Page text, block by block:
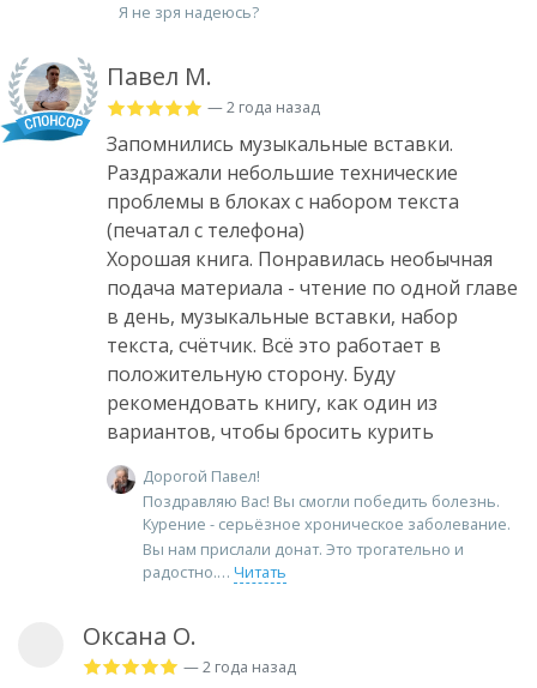
Я не зря надеюсь?
Павел М.
— 2 года назад
Запомнились музыкальные вставки.
Раздражали небольшие технические
проблемы в блоках с набором текста
(печатал с телефона)
Хорошая книга. Понравилась необычная
подача материала - чтение по одной главе
в день, музыкальные вставки, набор
текста, счётчик. Всё это работает в
положительную сторону. Буду
рекомендовать книгу, как один из
вариантов, чтобы бросить курить
Дорогой Павел!
Поздравляю Вас! Вы смогли победить болезнь.
Курение - серьёзное хроническое заболевание.
Вы нам прислали донат. Это трогательно и
радостно.
Читать
Оксана О.
— 2 года назад